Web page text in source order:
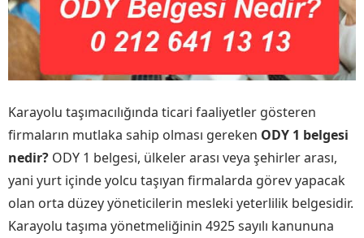
Karayolu taşımacılığında ticari faaliyetler gösteren
firmaların mutlaka sahip olması gereken ODY 1 belgesi
nedir? ODY 1 belgesi, ülkeler arası veya şehirler arası,
yani yurt içinde yolcu taşıyan firmalarda görev yapacak
olan orta düzey yöneticilerin mesleki yeterlilik belgesidir.
Karayolu taşıma yönetmeliğinin 4925 sayılı kanununa